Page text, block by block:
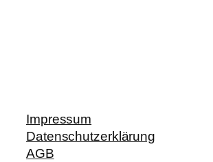
Impressum
Datenschutzerklärung
AGB